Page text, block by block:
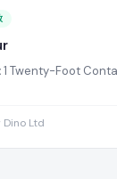
求的机会。
1 Twenty-Foot
Dino Ltd